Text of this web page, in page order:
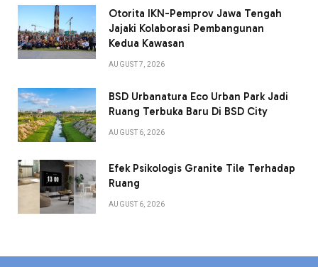
Otorita IKN-Pemprov Jawa Tengah
Jajaki Kolaborasi Pembangunan
Kedua Kawasan
AUGUST 7, 2026
BSD Urbanatura Eco Urban Park Jadi
Ruang Terbuka Baru Di BSD City
AUGUST 6, 2026
Efek Psikologis Granite Tile Terhadap
Ruang
AUGUST 6, 2026